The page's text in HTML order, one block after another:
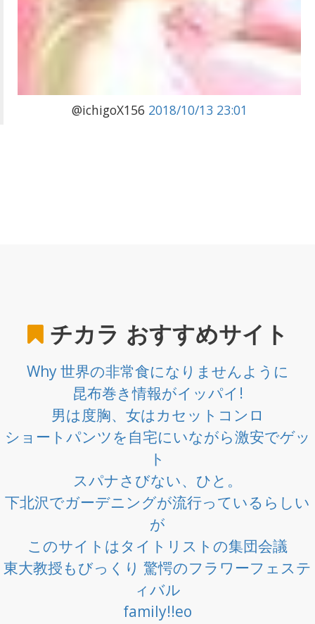
@ichigoX156 2018/10/13 23:01
チカラ おすすめサイト
Why 世界の非常食になりませんように
昆布巻き情報がイッパイ!
男は度胸、女はカセットコンロ
ショートパンツを自宅にいながら激安でゲッ
ト
スパナさびない、ひと。
下北沢でガーデニングが流行っているらしい
が
このサイトはタイトリストの集団会議
東大教授もびっくり 驚愕のフラワーフェステ
ィバル
family!!eo